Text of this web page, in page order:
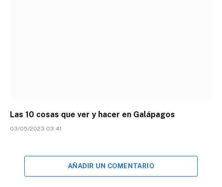
Las 10 cosas que ver y hacer en Galápagos
03/05/2023 03:41
AÑADIR UN COMENTARIO